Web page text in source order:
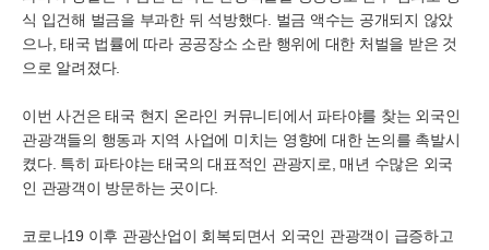
식 입건해 벌금을 부과한 뒤 석방했다. 벌금 액수는 공개되지 않았
으나, 태국 법률에 따라 공공장소 소란 행위에 대한 처벌을 받은 것
으로 알려졌다.
이번 사건은 태국 현지 온라인 커뮤니티에서 파타야를 찾는 외국인
관광객들의 행동과 지역 사업에 미치는 영향에 대한 논의를 촉발시
켰다. 특히 파타야는 태국의 대표적인 관광지로, 매년 수많은 외국
인 관광객이 방문하는 곳이다.
코로나19 이후 관광산업이 회복되면서 외국인 관광객이 급증하고